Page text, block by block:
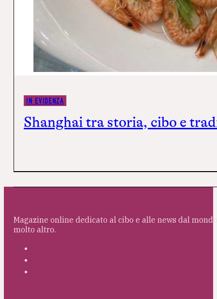
IN EVIDENZA
Shanghai tra storia, cibo e
Magazine online dedicato al cibo e alle news dal
molto altro.